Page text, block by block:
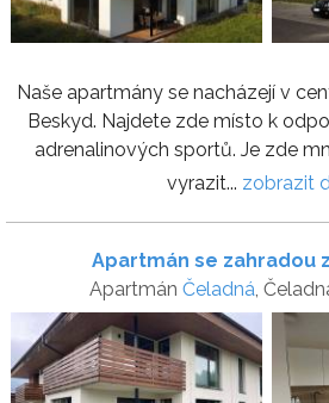
Naše apartmány se nacházejí v
Beskyd. Najdete zde místo k
adrenalinových sportů. Je zde
vyrazit... zobrazit
Apartmán se zahradou
Apartmán Čeladná,